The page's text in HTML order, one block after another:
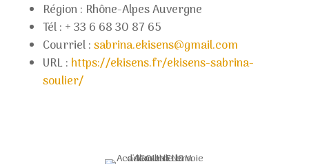
Région : Rhône-Alpes Auvergne
Tél : + 33 6 68 30 87 65
Courriel :sabrina.ekisens@gmail.com
URL : https://ekisens.fr/ekisens-sabrina-
soulier/